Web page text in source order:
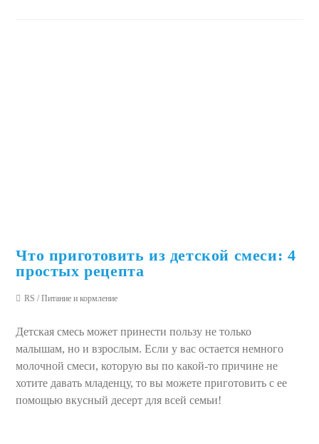
Что приготовить из детской смеси: 4
простых рецепта
RS / Питание и кормление
Детская смесь может принести пользу не только
малышам, но и взрослым. Если у вас остается немного
молочной смеси, которую вы по какой-то причине не
хотите давать младенцу, то вы можете приготовить с ее
помощью вкусный десерт для всей семьи!